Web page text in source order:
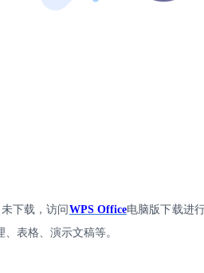
下载，访问WPS Office电脑版下载进
表格、演示文稿等。